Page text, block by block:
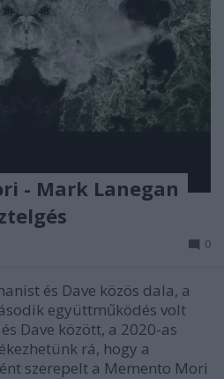
- Mark Lanegan
0
és Dave közös dala, a
együttműködés volt
Dave között, a 2020-as
rá, hogy a
szerepelt a Memento Mori